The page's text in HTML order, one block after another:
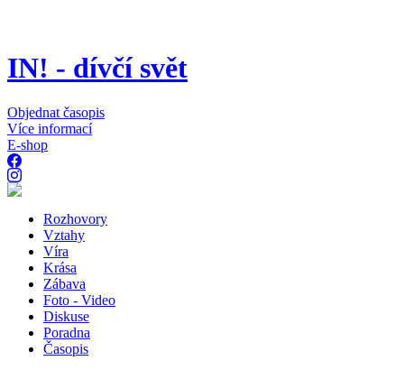
IN! - dívčí svět
Objednat časopis
Více informací
E-shop
Rozhovory
Vztahy
Víra
Krása
Zábava
Foto - Video
Diskuse
Poradna
Časopis